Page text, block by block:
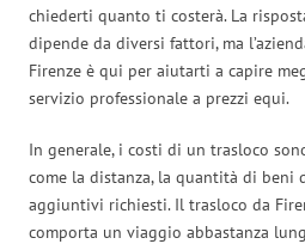
chiederti quanto ti costerà. La
dipende da diversi fattori, ma
Firenze è qui per aiutarti a capire
servizio professionale a prezzi equi.
In generale, i costi di un trasloco
come la distanza, la quantità di beni
aggiuntivi richiesti. Il trasloco da
comporta un viaggio abbastanza